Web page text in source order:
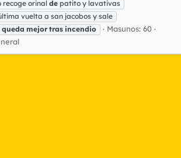
recoge orinal de patito y lavativas
vuelta a san jacobos y sale
queda mejor tras incendio
Masunos: 60